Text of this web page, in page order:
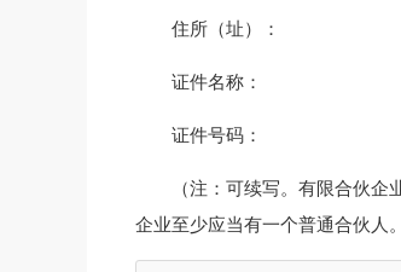
住所（址）：
证件名称：
证件号码：
（注：可续写。有限合伙
企业至少应当有一个普通合伙人